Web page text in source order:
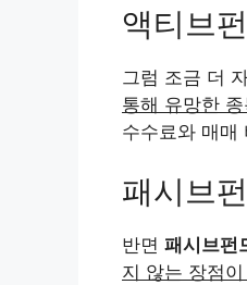
액티브
그럼 조금 더
통해 유망한
수수료와 매매
패시브
반면 패시브펀
지 않는 장점